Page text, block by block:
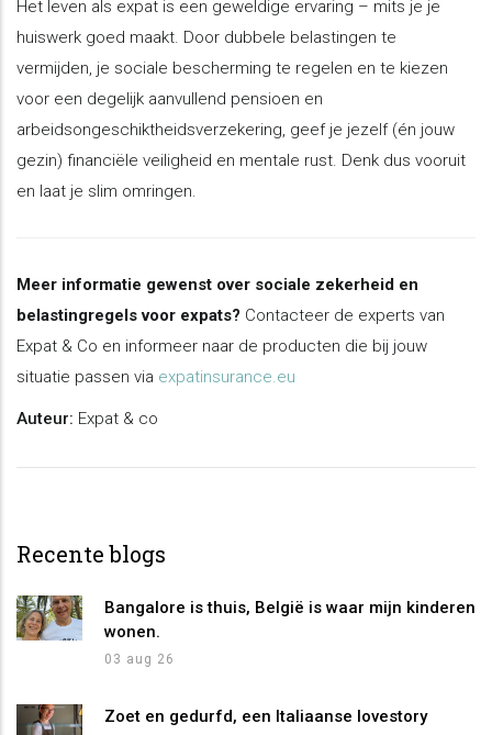
Het leven als expat is een geweldige ervaring – mits je je
huiswerk goed maakt. Door dubbele belastingen te
vermijden, je sociale bescherming te regelen en te kiezen
voor een degelijk aanvullend pensioen en
arbeidsongeschiktheidsverzekering, geef je jezelf (én jouw
gezin) financiële veiligheid en mentale rust. Denk dus vooruit
en laat je slim omringen.
Meer informatie gewenst over sociale zekerheid en
belastingregels voor expats? Contacteer de experts van
Expat & Co en informeer naar de producten die bij jouw
situatie passen via expatinsurance.eu
Auteur: Expat & co
Recente blogs
Bangalore is thuis, België is waar mijn kinderen
wonen.
03 aug 26
Zoet en gedurfd, een Italiaanse lovestory